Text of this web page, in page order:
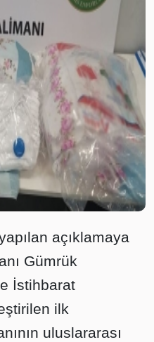
açıklamaya
Gümrük
İstihbarat
ilk
uluslararası